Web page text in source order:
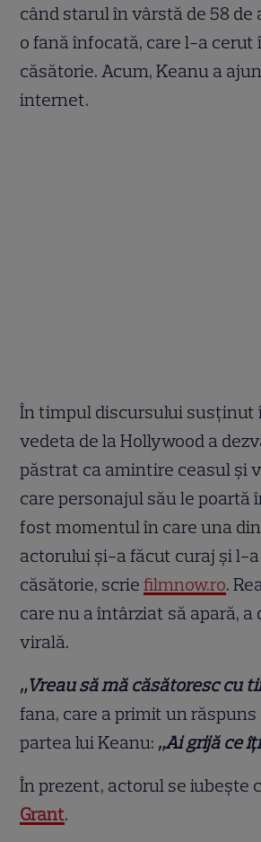
când starul în vârstă de 58 de
o fană înfocată, care l-a cerut
căsătorie. Acum, Keanu a
internet.
În timpul discursului susținut
vedeta de la Hollywood a
păstrat ca amintire ceasul și
care personajul său le poartă
fost momentul în care una
actorului și-a făcut curaj și l-
căsătorie, scriefilmnow.ro.
care nu a întârziat să apară, a
virală.
„Vreau să mă căsătoresc cu
fana, care a primit un
partea lui Keanu: „Ai grijă ce
În prezent, actorul se iubește
Grant.